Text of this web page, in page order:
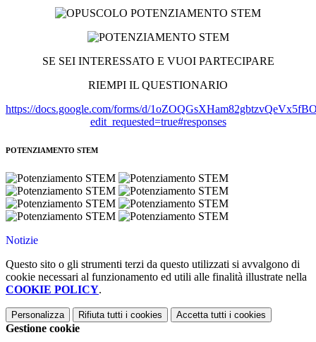
SE SEI INTERESSATO E VUOI PARTECIPARE
RIEMPI IL QUESTIONARIO
https://docs.google.com/forms/d/
edit_requested=true#responses
POTENZIAMENTO STEM
Notizie
Questo sito o gli strumenti terzi da questo utilizzati si avvalgono di
cookie necessari al funzionamento ed utili alle finalità illustrate nella
COOKIE POLICY.
Personalizza Rifiuta tutti i cookies Accetta tutti i cookies
Gestione cookie